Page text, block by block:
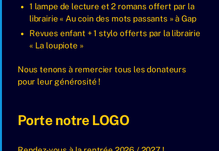
1 lampe de lecture et 2 romans offert par la
librairie « Au coin des mots passants » à Gap
Revues enfant + 1 stylo offerts par la librairie
« La loupiote »
Nous tenons à remercier tous les donateurs
pour leur générosité !
Porte notre LOGO